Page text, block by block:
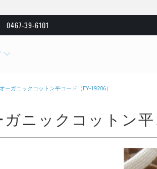
0467-39-6101
オーガニックコットン平コード（FY-19206）
ニックコットン平